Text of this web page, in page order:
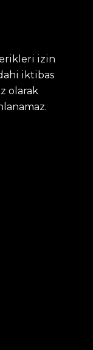
izin
iktibas
olarak